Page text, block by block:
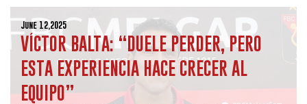
June 12,2025
VÍCTOR BALTA: “DUELE PERDER, PERO
ESTA EXPERIENCIA HACE CRECER AL
EQUIPO”